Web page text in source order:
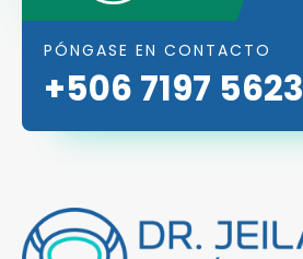
PÓNGASE EN CONTACTO
+506 7197 5623